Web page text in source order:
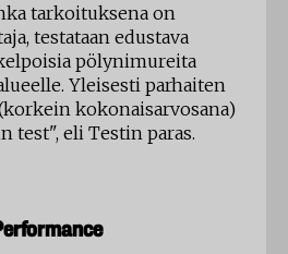
tarkoituksena on
testataan edustava
pölynimureita
Yleisesti parhaiten
kokonaisarvosana)
test", eli Testin paras.